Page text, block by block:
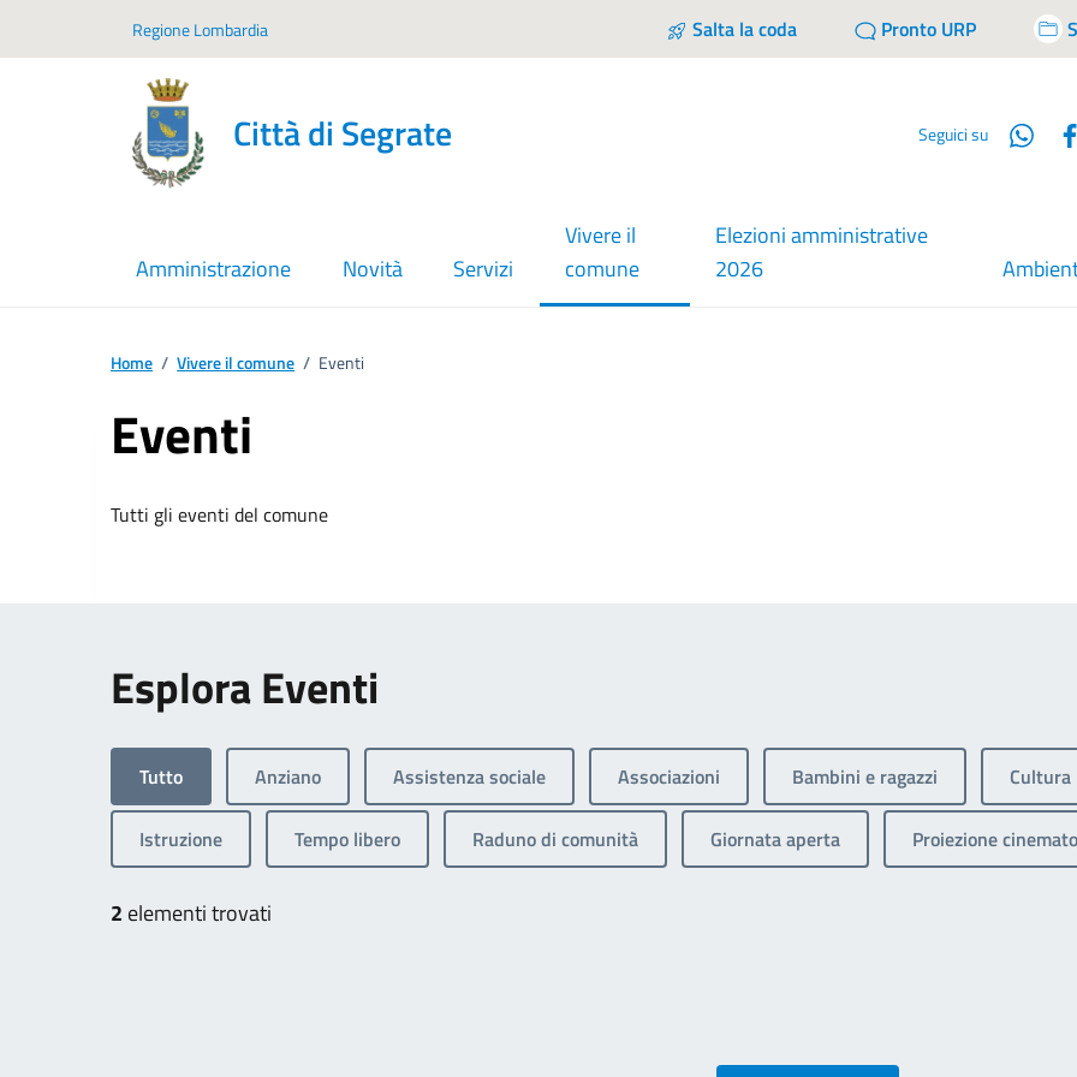
Regione Lombardia Salta la coda Pronto URP
Città di Segrate Seguici su
Amministrazione Novità Servizi
Vivere il
comune
menu selezionato
Elezioni amministrative
2026
Home / Vivere il comune / Eventi
Eventi
Tutti gli eventi del comune
Esplora Eventi
Tutto Anziano Assistenza sociale Associazioni Bambini e ragazzi Cultura
Istruzione Tempo libero Raduno di comunità Giornata aperta Proiezione
2 elementi trovati